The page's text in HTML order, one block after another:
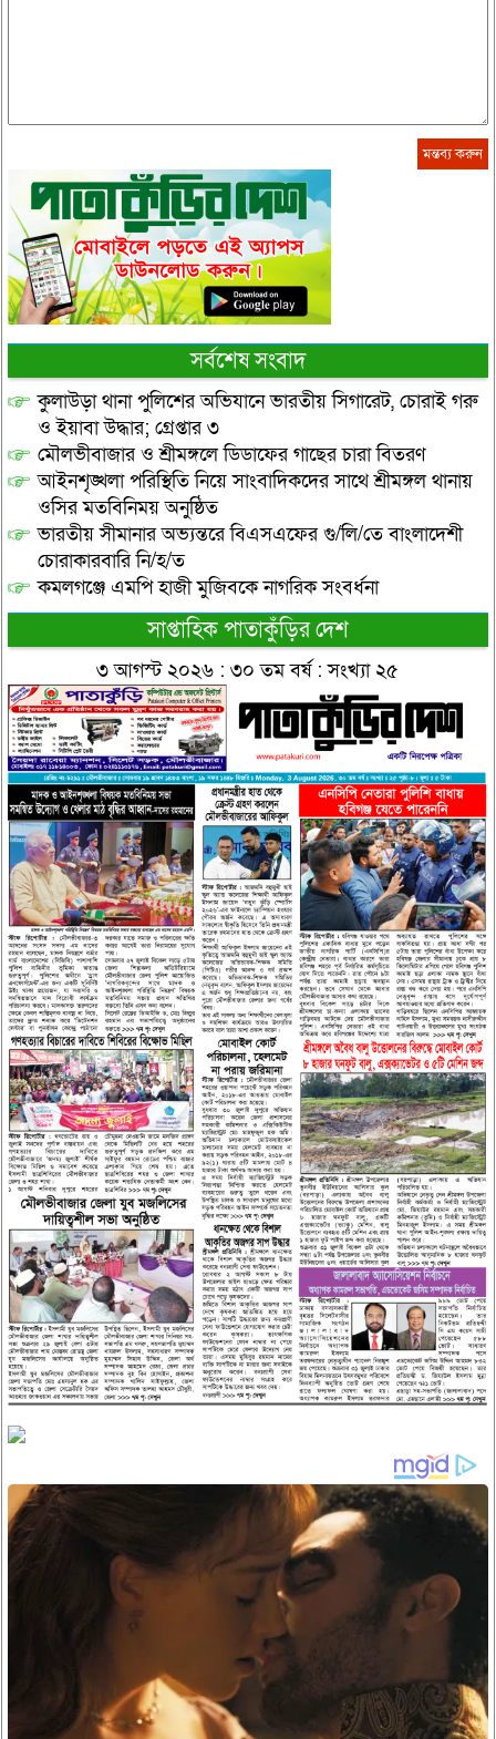
সর্বশেষ সংবাদ
কুলাউড়া থানা পুলিশের অভিযানে ভারতীয় সিগারেট, চোরাই গরু
ও ইয়াবা উদ্ধার; গ্রেপ্তার ৩
মৌলভীবাজার ও শ্রীমঙ্গলে ডিডাফের গাছের চারা বিতরণ
আইনশৃঙ্খলা পরিস্থিতি নিয়ে সাংবাদিকদের সাথে শ্রীমঙ্গল থানায়
ওসির মতবিনিময় অনুষ্ঠিত
ভারতীয় সীমানার অভ্যন্তরে বিএসএফের গু/লি/তে বাংলাদেশী
চোরাকারবারি নি/হ/ত
কমলগঞ্জে এমপি হাজী মুজিবকে নাগরিক সংবর্ধনা
সাপ্তাহিক পাতাকুঁড়ির দেশ
৩ আগস্ট ২০২৬ : ৩০ তম বর্ষ : সংখ্যা ২৫